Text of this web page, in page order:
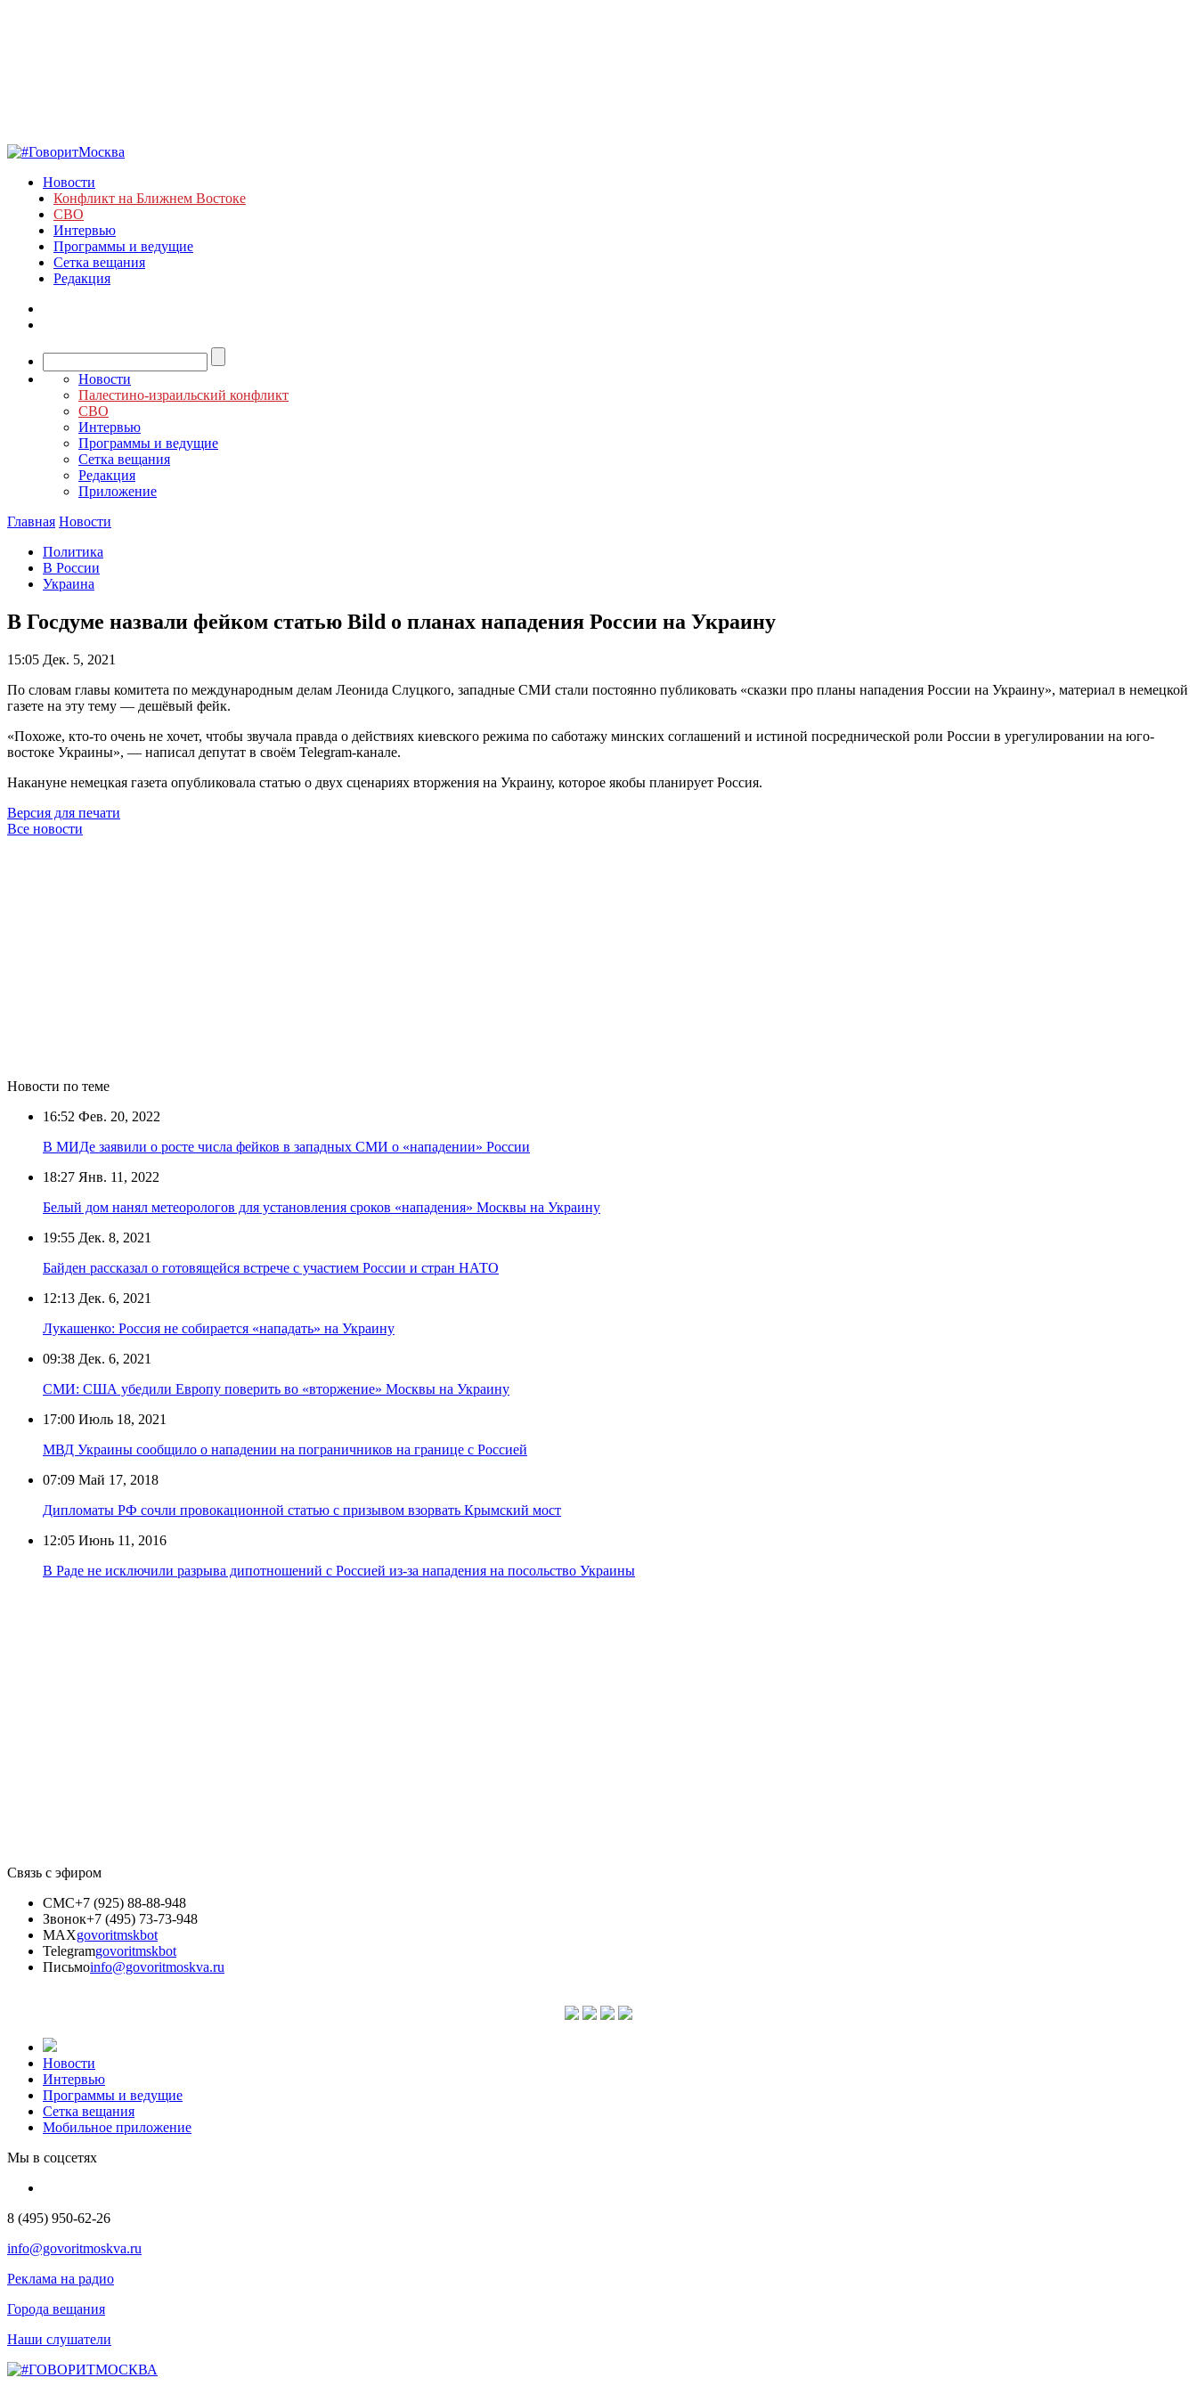
Новости
Конфликт на Ближнем Востоке
СВО
Интервью
Программы и ведущие
Сетка вещания
Редакция
Новости
Палестино-израильский конфликт
СВО
Интервью
Программы и ведущие
Сетка вещания
Редакция
Приложение
Главная Новости
Политика
В России
Украина
В Госдуме назвали фейком статью Bild о планах нападения России на Украину
15:05 Дек. 5, 2021
По словам главы комитета по международным делам Леонида Слуцкого, западные СМИ стали постоянно публиковать «сказки про планы нападения России на Украину», материал в немецкой
газете на эту тему — дешёвый фейк.
«Похоже, кто-то очень не хочет, чтобы звучала правда о действиях киевского режима по саботажу минских соглашений и истиной посреднической роли России в урегулировании на юго-
востоке Украины», — написал депутат в своём Telegram-канале.
Накануне немецкая газета опубликовала статью о двух сценариях вторжения на Украину, которое якобы планирует Россия.
Версия для печати
Все новости
Новости по теме
16:52 Фев. 20, 2022
В МИДе заявили о росте числа фейков в западных СМИ о «нападении» России
18:27 Янв. 11, 2022
Белый дом нанял метеорологов для установления сроков «нападения» Москвы на Украину
19:55 Дек. 8, 2021
Байден рассказал о готовящейся встрече с участием России и стран НАТО
12:13 Дек. 6, 2021
Лукашенко: Россия не собирается «нападать» на Украину
09:38 Дек. 6, 2021
СМИ: США убедили Европу поверить во «вторжение» Москвы на Украину
17:00 Июль 18, 2021
МВД Украины сообщило о нападении на пограничников на границе с Россией
07:09 Май 17, 2018
Дипломаты РФ сочли провокационной статью с призывом взорвать Крымский мост
12:05 Июнь 11, 2016
В Раде не исключили разрыва дипотношений с Россией из-за нападения на посольство Украины
Связь с эфиром
СМС+7 (925) 88-88-948
Звонок+7 (495) 73-73-948
MAXgovoritmskbot
Telegramgovoritmskbot
Письмоinfo@govoritmoskva.ru
Новости
Интервью
Программы и ведущие
Сетка вещания
Мобильное приложение
Мы в соцсетях
8 (495) 950-62-26
info@govoritmoskva.ru
Реклама на радио
Города вещания
Наши слушатели